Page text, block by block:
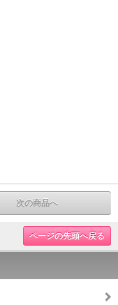
次の商品へ
ページの先頭へ戻る